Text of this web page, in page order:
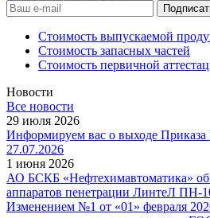
Стоимость выпускаемой
Стоимость запасных частей
Стоимость первичной
Новости
Все новости
29 июля 2026
Информируем вас о выходе Приказа
27.07.2026
1 июня 2026
АО БСКБ «Нефтехимавтоматика»
аппаратов пенетрации ЛинтеЛ ПН-
Изменением №1 от «01» февраля